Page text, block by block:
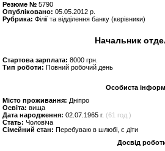
Резюме № 5790
Опубліковано: 05.05.2012 р.
Рубрика: Філії та відділення банку (керівники)
Начальник
Стартова зарплата: 8000 грн.
Тип роботи: Повний робочий день
Особиста
Місто проживання: Дніпро
Освіта: вища
Дата народження: 02.07.1965 г. (61 год )
Стать: Чоловіча
Сімейний стан: Перебуваю в шлюбі, є діти
Досвід